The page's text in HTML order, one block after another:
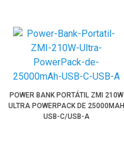
POWER BANK PORTÁTIL ZMI 210W
ULTRA POWERPACK DE 25000MAH
USB-C/USB-A